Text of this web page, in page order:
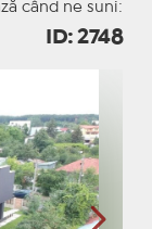
când ne suni:
ID: 2748